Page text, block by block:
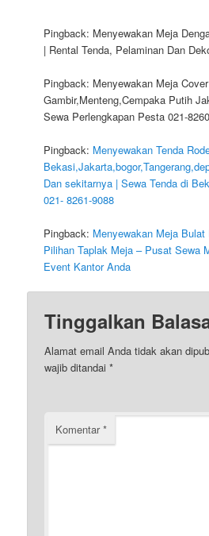
Pingback: Menyewakan Meja
| Rental Tenda, Pelaminan Dan
Pingback: Menyewakan Meja
Gambir,Menteng,Cempaka Putih
Sewa Perlengkapan Pesta 021-
Pingback: Menyewakan Tenda
Dan sekitarnya | Sewa Tenda di
021- 8261-9088
Pingback: Menyewakan Meja Bulat
Pilihan Taplak Meja – Pusat Sewa
Event Kantor Anda
Tinggalkan
Alamat email Anda tidak akan
wajib ditandai*
Komentar*